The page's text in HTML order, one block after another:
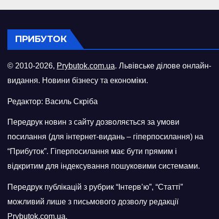
ПРИБУТОК
© 2010-2026, Prybutok.com.ua. Львівське ділове онлайн-
видання. Новини бізнесу та економіки.
Редактор: Василь Скріба
Передрук новин з сайту дозволяється за умови
посилання (для інтернет-видань – гіперпосилання) на
“Прибуток”. Гіперпосилання має бути прямим і
відкритим для індексування пошуковими системами.
Передрук публікацій з рубрик “Інтерв’ю”, “Статті”
можливий лише з письмового дозволу редакції
Prybutok.com.ua.